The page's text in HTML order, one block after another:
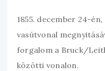
1855. december 24-
vasútvonal
forgalom a Bruck/
közötti vonalon.